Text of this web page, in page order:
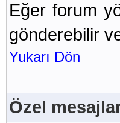
Eğer forum
gönderebilir
Yukarı Dön
Özel